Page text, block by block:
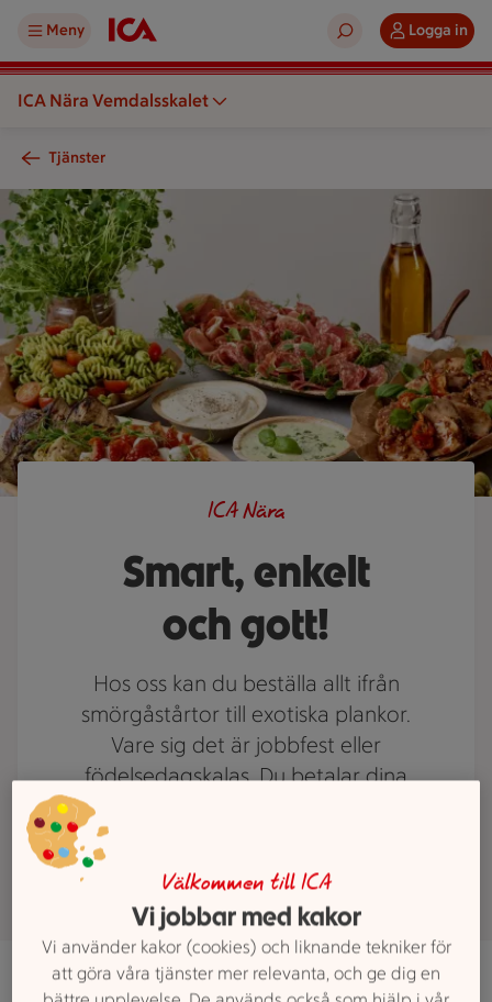
Meny Logga in
ICA Nära Vemdalsskalet
Tjänster
Färgglad tallrik med pasta i grön sås, en charkbricka med
Smart, enkelt
och gott!
ICA Nära
Hos oss kan du beställa allt ifrån
smörgåstårtor till exotiska plankor.
Vare sig det är jobbfest eller
födelsedagskalas. Du betalar dina
Beställningsinfo
Välkommen till ICA
Vi jobbar med kakor
Vi använder kakor (cookies) och liknande tekniker för
att göra våra tjänster mer relevanta, och ge dig en